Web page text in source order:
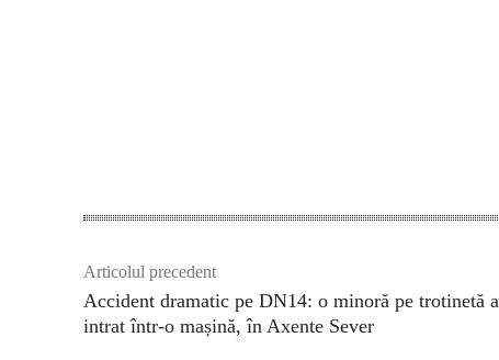
Articolul precedent
Accident dramatic pe DN14: o minoră pe trotinetă a
intrat într-o mașină, în Axente Sever